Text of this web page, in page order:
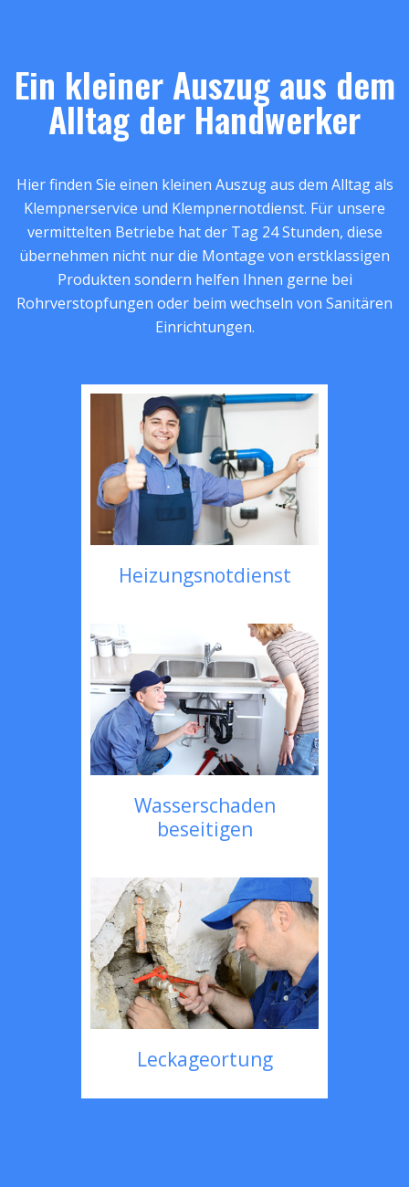
Ein kleiner Auszug aus dem
Alltag der Handwerker
Hier finden Sie einen kleinen Auszug aus dem Alltag als
Klempnerservice und Klempnernotdienst. Für unsere
vermittelten Betriebe hat der Tag 24 Stunden, diese
übernehmen nicht nur die Montage von erstklassigen
Produkten sondern helfen Ihnen gerne bei
Rohrverstopfungen oder beim wechseln von Sanitären
Einrichtungen.
Heizungsnotdienst
Wasserschaden
beseitigen
Leckageortung